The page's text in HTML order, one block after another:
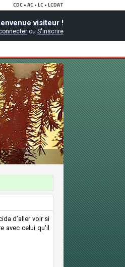
visiteur !
ou S'inscrire
d’aller voir si
avec celui qu'il